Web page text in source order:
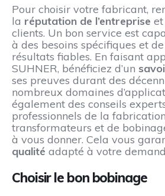
Pour choisir votre fabricant,
la réputation de l’entreprise
clients. Un bon service est
à des besoins spécifiques et
résultats fiables. En faisant
SUHNER, bénéficiez d’un
ses preuves durant des
nombreux domaines
également des conseils
professionnels de la
transformateurs et de
à vous donner. Cela vous
qualité adapté à votre
Choisir le bon bobinage